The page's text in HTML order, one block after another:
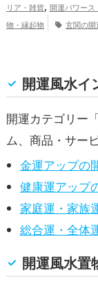
リア・雑貨, 開運パワース
物・縁起物
玄関の
開運風水インテリア・
開運カテゴリー
ム、商品・サー
金運アップの
健康運アップ
家庭運・家族
総合運・全体
開運風水置物・縁起物